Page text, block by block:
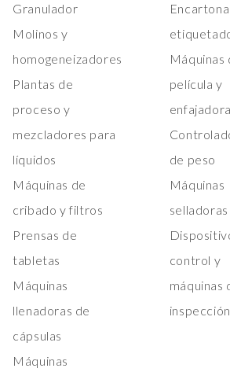
Granulador
Molinos y
homogeneizadores
Plantas de
proceso y
mezcladores para
líquidos
Máquinas de
cribado y filtros
Prensas de
tabletas
Máquinas
llenadoras de
cápsulas
Máquinas
Máquinas
película y
de peso
Máquinas
selladoras
control y
máquinas
inspección